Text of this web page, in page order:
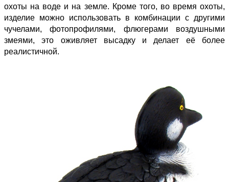
охоты на воде и на земле. Кроме того, во время охоты,
изделие можно использовать в комбинации с другими
чучелами, фотопрофилями, флюгерами воздушными
змеями, это оживляет высадку и делает её более
реалистичной.